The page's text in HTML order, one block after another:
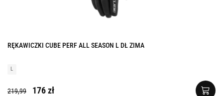
RĘKAWICZKI CUBE PERF ALL SEASON L DŁ ZIMA
L
219,99 176 zł